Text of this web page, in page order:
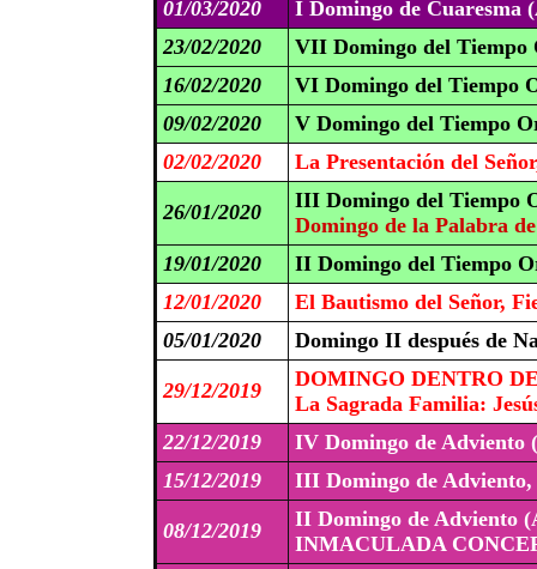
01/03/2020
I Domingo de Cuaresma
23/02/2020
VII Domingo del
16/02/2020
VI Domingo del Tiempo
09/02/2020
V Domingo del Tiempo
02/02/2020
La Presentación del
26/01/2020
III Domingo del Tiempo
Domingo de la Palabra
19/01/2020
II Domingo del Tiempo
12/01/2020
El Bautismo del Señor,
05/01/2020
Domingo II después de
29/12/2019
DOMINGO DENTRO
La Sagrada Familia:
22/12/2019
IV Domingo de Adviento
15/12/2019
III Domingo de Adviento,
08/12/2019
II Domingo de Adviento
INMACULADA